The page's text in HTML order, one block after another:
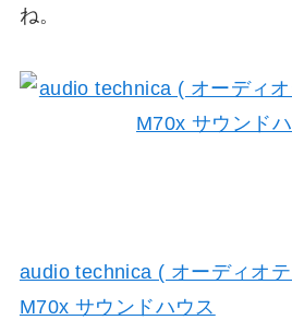
ね。
audio technica ( オーディオ
M70x サウンドハウス